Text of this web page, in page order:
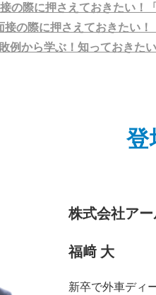
の際に押さえておきたい！
接の際に押さえておきたい
例から学ぶ！知っておきた
登
株式会社ア
福﨑 大
新卒で外車ディ